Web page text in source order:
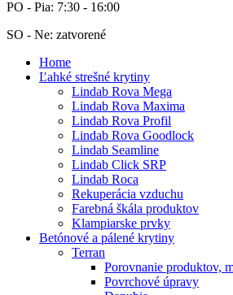
PO - Pia: 7:30 - 16:00
SO - Ne: zatvorené
Home
Ľahké strešné krytiny
Lindab Rova Mega
Lindab Rova Maxima
Lindab Rova Profil
Lindab Rova Goodlock
Lindab Seamline
Lindab Click SRP
Lindab Roca
Rekuperácia vzduchu
Farebná škála produktov
Klampiarske prvky
Betónové a pálené krytiny
Terran
Porovnanie produktov,
Povrchové úpravy